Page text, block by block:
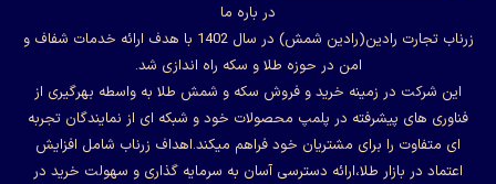
در باره ما
زرناب تجارت رادین(رادین شمش) در سال 1402 با هدف ارائه خدمات شفاف و
امن در حوزه طلا و سکه راه اندازی شد.
این شرکت در زمینه خرید و فروش سکه و شمش طلا به واسطه بهرگیری از
فناوری های پیشرفته در پلمپ محصولات خود و شبکه ای از نمایندگان تجربه
ای متفاوت را برای مشتریان خود فراهم میکند.اهداف زرناب شامل افزایش
اعتماد در بازار طلا،ارائه دسترسی آسان به سرمایه گذاری و سهولت خرید در